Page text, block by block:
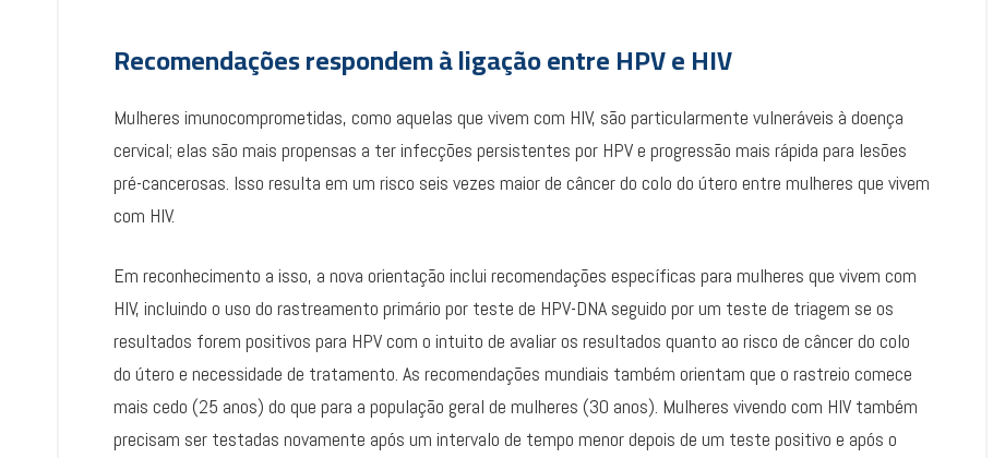
Recomendações respondem à ligação entre HPV e HIV
Mulheres imunocomprometidas, como aquelas que vivem com HIV, são particularmente vulneráveis à doença
cervical; elas são mais propensas a ter infecções persistentes por HPV e progressão mais rápida para lesões
pré-cancerosas. Isso resulta em um risco seis vezes maior de câncer do colo do útero entre mulheres que vivem
com HIV.
Em reconhecimento a isso, a nova orientação inclui recomendações específicas para mulheres que vivem com
HIV, incluindo o uso do rastreamento primário por teste de HPV-DNA seguido por um teste de triagem se os
resultados forem positivos para HPV com o intuito de avaliar os resultados quanto ao risco de câncer do colo
do útero e necessidade de tratamento. As recomendações mundiais também orientam que o rastreio comece
mais cedo (25 anos) do que para a população geral de mulheres (30 anos). Mulheres vivendo com HIV também
precisam ser testadas novamente após um intervalo de tempo menor depois de um teste positivo e após o